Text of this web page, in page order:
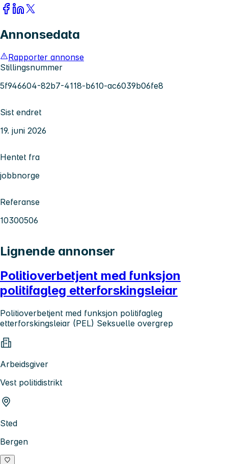
Annonsedata
Rapporter annonse
Stillingsnummer
5f946604-82b7-4118-b610-ac6039b06fe8
Sist endret
19. juni 2026
Hentet fra
jobbnorge
Referanse
10300506
Lignende annonser
Politioverbetjent med funksjon
politifagleg etterforskingsleiar
Politioverbetjent med funksjon politifagleg
etterforskingsleiar (PEL) Seksuelle overgrep
Arbeidsgiver
Vest politidistrikt
Sted
Bergen